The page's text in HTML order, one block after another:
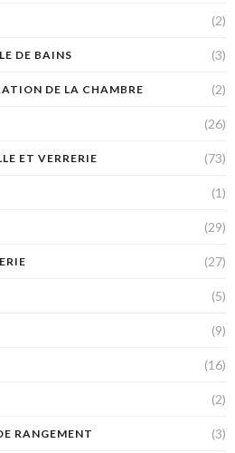
(2)
DE BAINS (3)
DE LA CHAMBRE (2)
(26)
ET VERRERIE (73)
(1)
(29)
(27)
(5)
(9)
(16)
(2)
RANGEMENT (3)